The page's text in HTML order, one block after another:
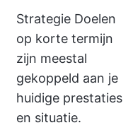
Strategie Doelen
op korte termijn
zijn meestal
gekoppeld aan je
huidige prestaties
en situatie.